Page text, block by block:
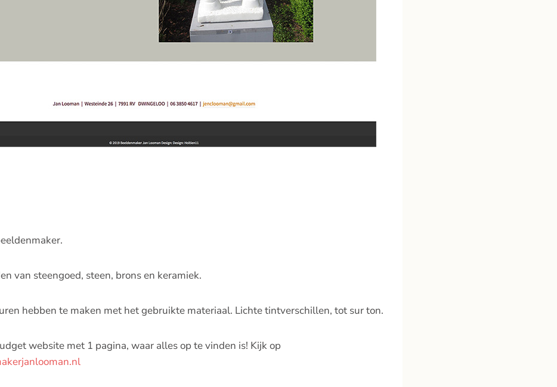
van steengoed, steen, brons en keramiek.
hebben te maken met het gebruikte materiaal. Lichte tintverschillen, tot sur ton.
website met 1 pagina, waar alles op te vinden is! Kijk op